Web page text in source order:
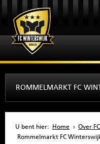
OVER FCW
ROMMELMARKT FC
U bent hier: Home › Over
Rommelmarkt FC